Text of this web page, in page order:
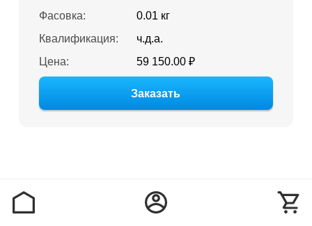
Фасовка:
0.01 кг
Квалификация:
ч.д.а.
Цена:
59 150.00 ₽
Заказать